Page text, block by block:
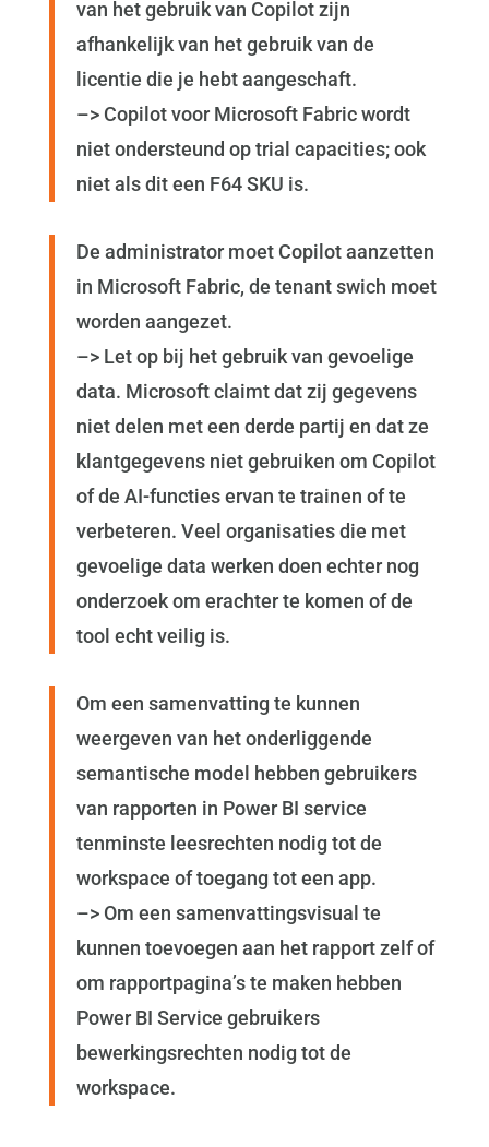
van het gebruik van Copilot zijn
afhankelijk van het gebruik van de
licentie die je hebt aangeschaft.
–> Copilot voor Microsoft Fabric wordt
niet ondersteund op trial capacities; ook
niet als dit een F64 SKU is.
De administrator moet Copilot aanzetten
in Microsoft Fabric, de tenant swich moet
worden aangezet.
–> Let op bij het gebruik van gevoelige
data. Microsoft claimt dat zij gegevens
niet delen met een derde partij en dat ze
klantgegevens niet gebruiken om Copilot
of de AI-functies ervan te trainen of te
verbeteren. Veel organisaties die met
gevoelige data werken doen echter nog
onderzoek om erachter te komen of de
tool echt veilig is.
Om een samenvatting te kunnen
weergeven van het onderliggende
semantische model hebben gebruikers
van rapporten in Power BI service
tenminste leesrechten nodig tot de
workspace of toegang tot een app.
–> Om een samenvattingsvisual te
kunnen toevoegen aan het rapport zelf of
om rapportpagina’s te maken hebben
Power BI Service gebruikers
bewerkingsrechten nodig tot de
workspace.